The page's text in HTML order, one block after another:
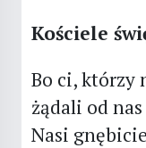
Kościele
Bo ci, którzy
żądali od
Nasi